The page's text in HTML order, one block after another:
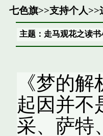
七色旗>>支持个人>>
主题：走马观花之读书
《梦的
起因并不
采、萨特